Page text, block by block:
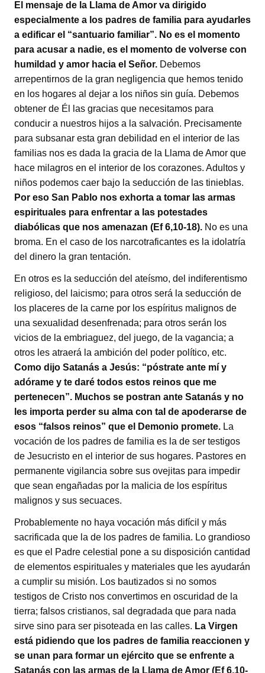
El mensaje de la Llama de Amor va dirigido
especialmente a los padres de familia para ayudarles
a edificar el “santuario familiar”. No es el momento
para acusar a nadie, es el momento de volverse con
humildad y amor hacia el Señor. Debemos
arrepentirnos de la gran negligencia que hemos tenido
en los hogares al dejar a los niños sin guía. Debemos
obtener de Él las gracias que necesitamos para
conducir a nuestros hijos a la salvación. Precisamente
para subsanar esta gran debilidad en el interior de las
familias nos es dada la gracia de la Llama de Amor que
hace milagros en el interior de los corazones. Adultos y
niños podemos caer bajo la seducción de las tinieblas.
Por eso San Pablo nos exhorta a tomar las armas
espirituales para enfrentar a las potestades
diabólicas que nos amenazan (Ef 6,10-18). No es una
broma. En el caso de los narcotraficantes es la idolatría
del dinero la gran tentación.
En otros es la seducción del ateísmo, del indiferentismo
religioso, del laicismo; para otros será la seducción de
los placeres de la carne por los espíritus malignos de
una sexualidad desenfrenada; para otros serán los
vicios de la embriaguez, del juego, de la vagancia; a
otros les atraerá la ambición del poder político, etc.
Como dijo Satanás a Jesús: “póstrate ante mí y
adórame y te daré todos estos reinos que me
pertenecen”. Muchos se postran ante Satanás y no
les importa perder su alma con tal de apoderarse de
esos “falsos reinos” que el Demonio promete. La
vocación de los padres de familia es la de ser testigos
de Jesucristo en el interior de sus hogares. Pastores en
permanente vigilancia sobre sus ovejitas para impedir
que sean engañadas por la malicia de los espíritus
malignos y sus secuaces.
Probablemente no haya vocación más difícil y más
sacrificada que la de los padres de familia. Lo grandioso
es que el Padre celestial pone a su disposición cantidad
de elementos espirituales y materiales que les ayudarán
a cumplir su misión. Los bautizados si no somos
testigos de Cristo nos convertimos en oscuridad de la
tierra; falsos cristianos, sal degradada que para nada
sirve sino para ser pisoteada en las calles. La Virgen
está pidiendo que los padres de familia reaccionen y
se unan para formar un ejército que se enfrente a
Satanás con las armas de la Llama de Amor (Ef 6,10-